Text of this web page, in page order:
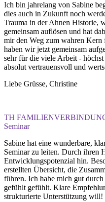
Ich bin jahrelang von Sabine
dies auch in Zukunft noch
Trauma in der Ahnen Historie,
gemeinsam auflösen und hat
mir den Weg zum wahren Kern
haben wir jetzt gemeinsam
sehr für die viele Arbeit -
absolut vertrauensvoll und
Liebe Grüsse, Christine
TH
Seminar
Sabine hat eine wunderbare,
Seminar zu leiten. Durch ihren
Entwicklungspotenzial hin.
erstellten Übersicht, die
führen. Ich habe mich gut
gefühlt gefühlt. Klare
strukturierte Unterstützung will!